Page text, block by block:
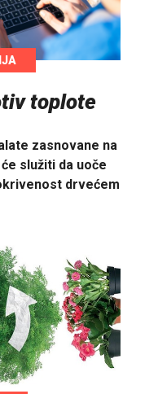
toplote
zasnovane na
služiti da uoče
drvećem